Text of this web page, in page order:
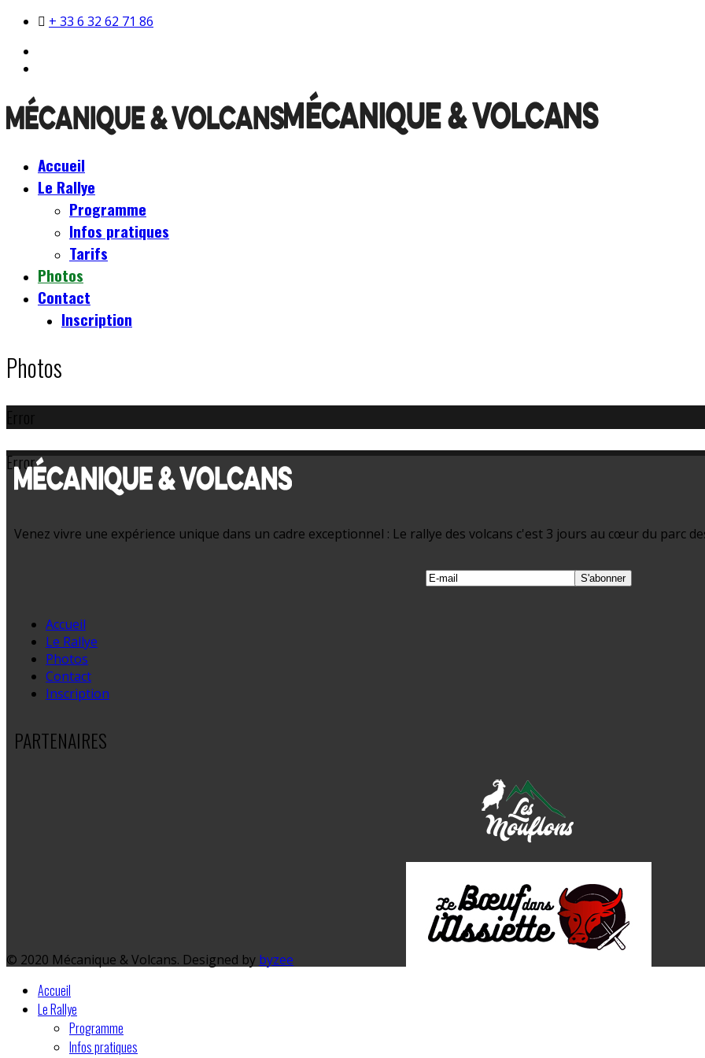
+ 33 6 32 62 71 86
Accueil
Le Rallye
Programme
Infos pratiques
Tarifs
Photos
Contact
Inscription
Photos
Error
Error
Venez vivre une expérience unique dans un cadre exceptionnel : Le rallye des volcans c'est 3 jours au cœur du parc
Accueil
Le Rallye
Photos
Contact
Inscription
PARTENAIRES
© 2020 Mécanique & Volcans. Designed by byzee
Accueil
Le Rallye
Programme
Infos pratiques